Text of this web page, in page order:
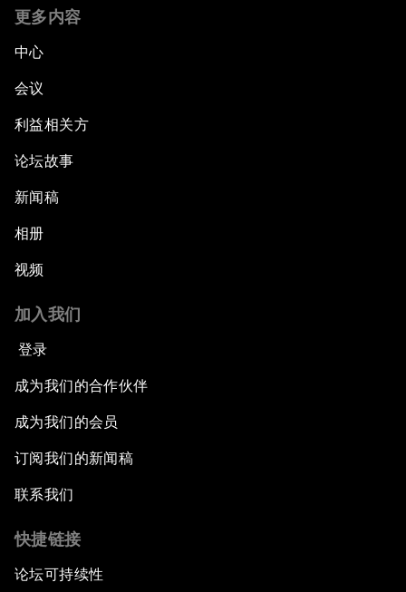
更多内容
中心
会议
利益相关方
论坛故事
新闻稿
相册
视频
加入我们
登录
成为我们的合作伙伴
成为我们的会员
订阅我们的新闻稿
联系我们
快捷链接
论坛可持续性